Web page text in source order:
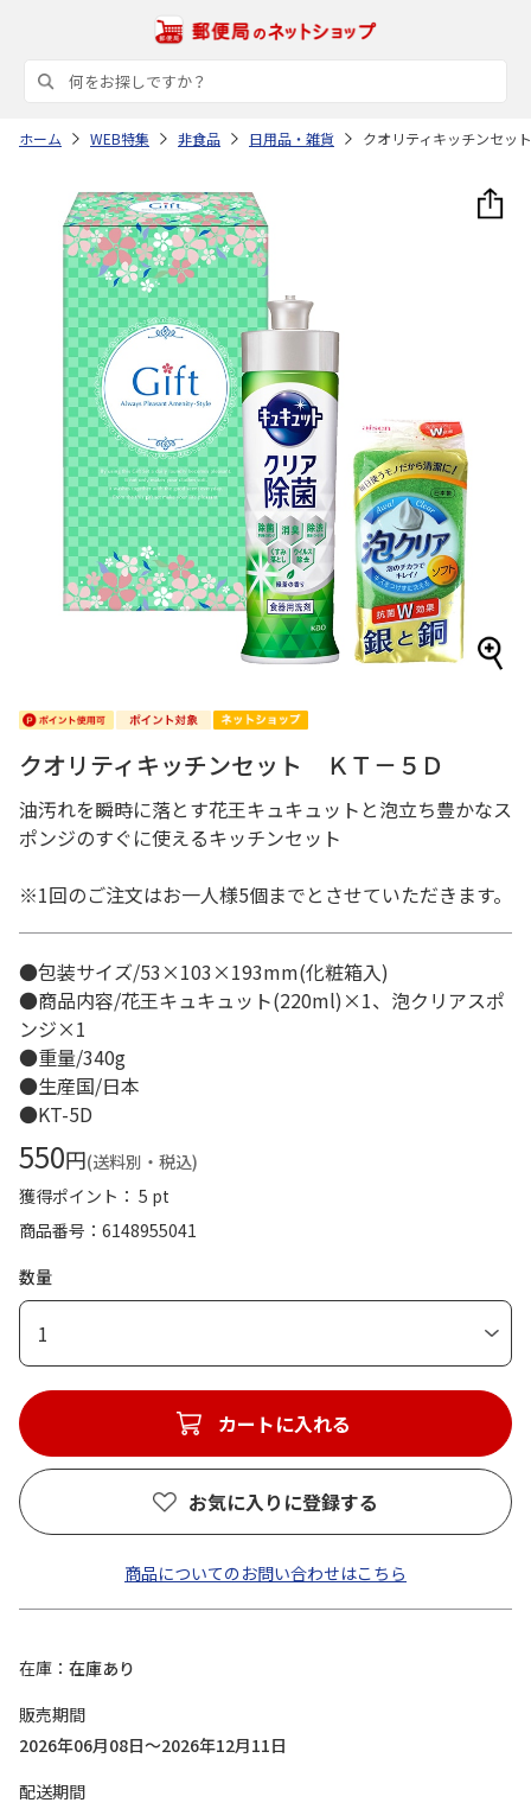
ホーム WEB特集 非食品 日用品・雑貨 クオリティキッチンセッ
クオリティキッチンセット ＫＴ－５Ｄ
油汚れを瞬時に落とす花王キュキュットと泡立ち豊かなス
ポンジのすぐに使えるキッチンセット
※1回のご注文はお一人様5個までとさせていただきます。
●包装サイズ/53×103×193mm(化粧箱入)
●商品内容/花王キュキュット(220ml)×1、泡クリアスポ
ンジ×1
●重量/340g
●生産国/日本
●KT-5D
550円(送料別・税込)
獲得ポイント： 5 pt
商品番号
6148955041
数量
1
カートに入れる
お気に入りに登録する
商品についてのお問い合わせはこちら
在庫
在庫あり
販売期間
2026年06月08日～2026年12月11日
配送期間